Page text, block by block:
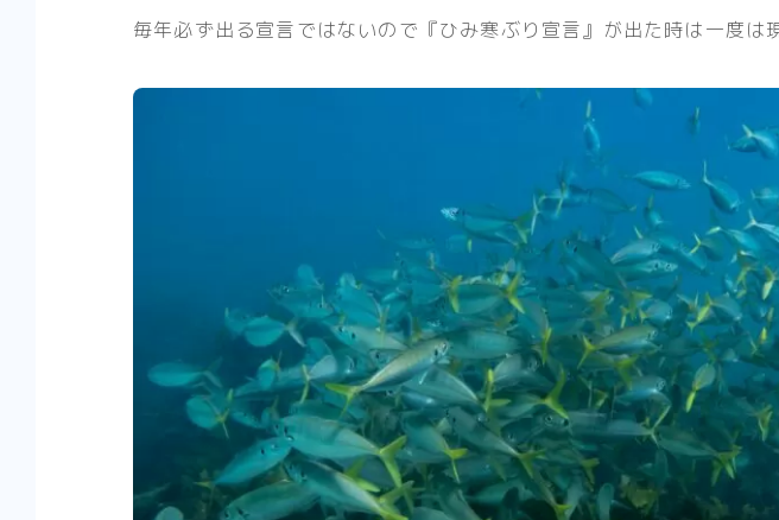
毎年必ず出る宣言ではないので『ひみ寒ぶり宣言』が出た時は一度は